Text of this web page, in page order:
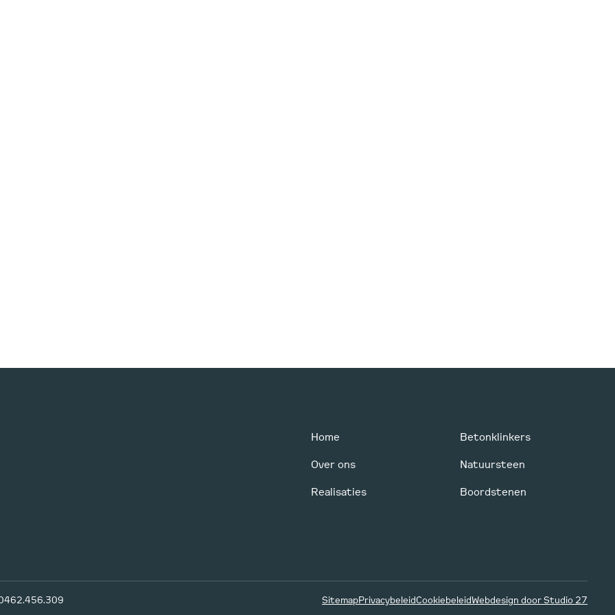
Home
Over ons
Realisaties
Betonklinkers
Natuursteen
Boordstenen
0462.456.309 SitemapPrivacybeleidCookiebeleidWebdesign door Studio 27